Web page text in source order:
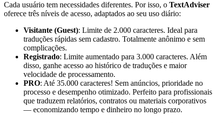
Cada usuário tem necessidades diferentes. Por isso, o TextAdviser
oferece três níveis de acesso, adaptados ao seu uso diário:
Visitante (Guest): Limite de 2.000 caracteres. Ideal para
traduções rápidas sem cadastro. Totalmente anônimo e sem
complicações.
Registrado: Limite aumentado para 3.000 caracteres. Além
disso, ganhe acesso ao histórico de traduções e maior
velocidade de processamento.
PRO: Até 35.000 caracteres! Sem anúncios, prioridade no
processo e desempenho otimizado. Perfeito para profissionais
que traduzem relatórios, contratos ou materiais corporativos
— economizando tempo e dinheiro no longo prazo.